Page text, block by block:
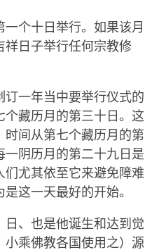
个十日举行。如果该月
祥日子举行任何宗教修
一年当中要举行仪式的
藏历月的第三十日。这
间从第七个藏历月的第
一阴历月的第二十九日是
尤其依至它来避免障难
这一天最好的开始。
、也是他诞生和达到觉
小乘佛教各国使用之）源